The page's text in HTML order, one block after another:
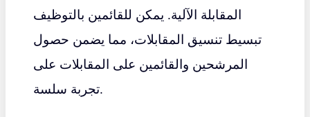
المقابلة الآلية. يمكن للقائمين بالتوظيف
تبسيط تنسيق المقابلات، مما يضمن حصول
المرشحين والقائمين على المقابلات على
تجربة سلسة.